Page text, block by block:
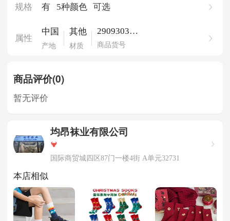
规格 有 5种颜色 可选
属性
中国
产地
其他
材质
290930380
0590
商品货号
商品评价(0)
暂无评价
均昂袜业有限公司
国际商贸城四区87门一楼4街 A单元32731
本店相似